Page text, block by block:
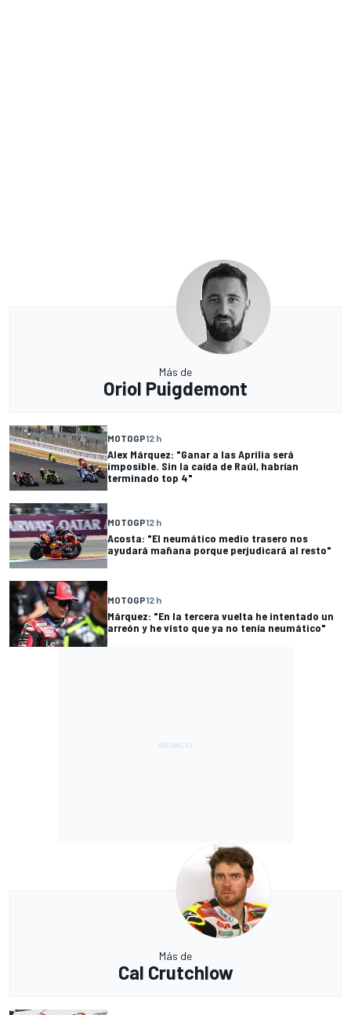
Más de
Oriol Puigdemont
MOTOGP12 h
Alex Márquez: "Ganar a las Aprilia será
imposible. Sin la caída de Raúl, habrían
terminado top 4"
MOTOGP12 h
Acosta: "El neumático medio trasero nos
ayudará mañana porque perjudicará al resto"
MOTOGP12 h
Márquez: "En la tercera vuelta he intentado un
arreón y he visto que ya no tenía neumático"
Más de
Cal Crutchlow